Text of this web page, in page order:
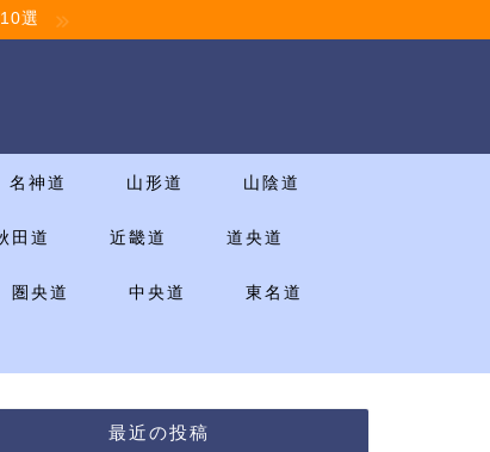
選
名神道 山形道 山陰道
田道 近畿道 道央道
圏央道 中央道 東名道
最近の投稿